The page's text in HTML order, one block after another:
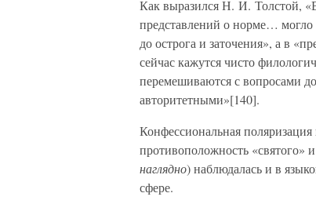
Как выразился Н. И. Толстой,
представлений о норме… могло
до острога и заточения», а в
сейчас кажутся чисто
перемешиваются с вопросами
авторитетными»[140].
Конфессиональная
противоположность «святого»
наглядно) наблюдалась и в
сфере.